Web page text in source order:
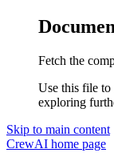
Fetch the
Use this file to
exploring
Skip to main content
CrewAI home page